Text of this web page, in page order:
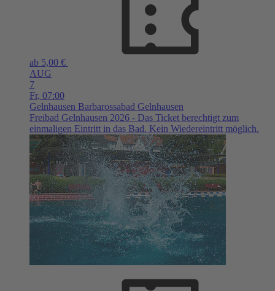
ab 5,00 €
AUG
7
Fr, 07:00
Gelnhausen Barbarossabad Gelnhausen
Freibad Gelnhausen 2026 - Das Ticket berechtigt zum
einmaligen Eintritt in das Bad. Kein Wiedereintritt möglich.